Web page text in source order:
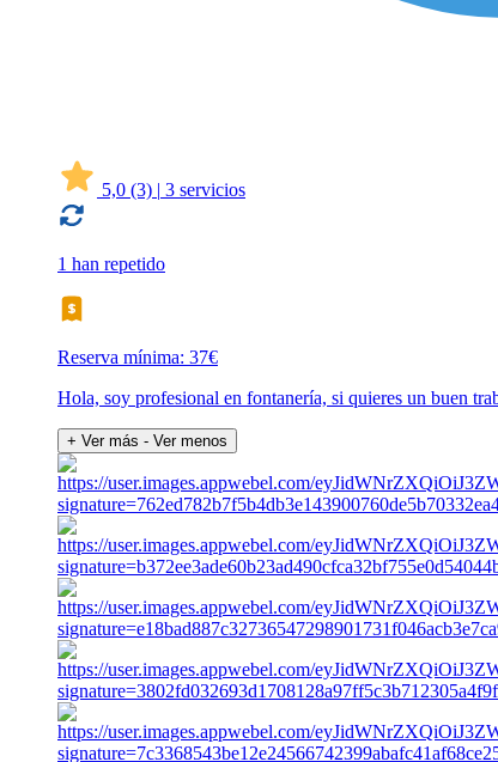
5,0 (3) | 3 servicios
1 han repetido
Reserva mínima: 37€
Hola, soy profesional en fontanería, si quieres un buen
+ Ver más - Ver menos